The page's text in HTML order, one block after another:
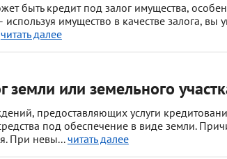
быть кредит под залог имущества,
имущество в качестве залога, вы
читать далее
земли или земельного
предоставляющих услуги
под обеспечение в виде земли.
При невы...читать далее